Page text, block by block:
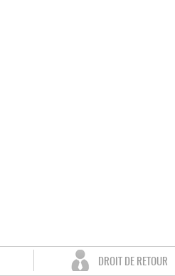
DROIT DE RETOUR